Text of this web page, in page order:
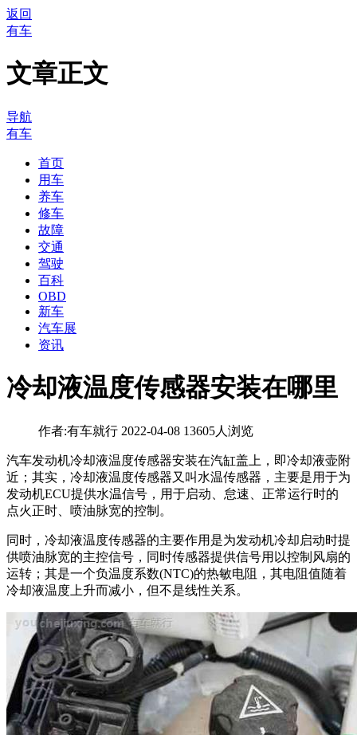
返回
有车
文章正文
导航
有车
首页
用车
养车
修车
故障
交通
驾驶
百科
OBD
新车
汽车展
资讯
冷却液温度传感器安装在哪里
作者:有车就行 2022-04-08 13605人浏览
汽车发动机冷却液温度传感器安装在汽缸盖上，即冷却液壶附
近；其实，冷却液温度传感器又叫水温传感器，主要是用于为
发动机ECU提供水温信号，用于启动、怠速、正常运行时的
点火正时、喷油脉宽的控制。
同时，冷却液温度传感器的主要作用是为发动机冷却启动时提
供喷油脉宽的主控信号，同时传感器提供信号用以控制风扇的
运转；其是一个负温度系数(NTC)的热敏电阻，其电阻值随着
冷却液温度上升而减小，但不是线性关系。